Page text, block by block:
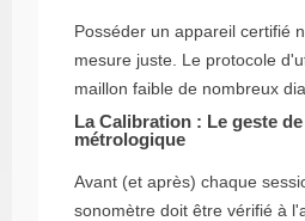
Posséder un appareil certifié
mesure juste. Le protocole
maillon faible de nombreux
La Calibration : Le geste
métrologique
Avant (et après) chaque
sonomètre doit être vérifié à